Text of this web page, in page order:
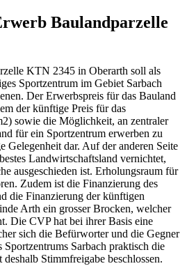
Baulandparzelle
KTN 2345 in Oberarth soll als
Sportzentrum im Gebiet Sarbach
Der Erwerbspreis für das Bauland
der künftige Preis für das
sowie die Möglichkeit, an zentraler
für ein Sportzentrum erwerben zu
Gelegenheit dar. Auf der anderen Seite
Landwirtschaftsland vernichtet,
ausgeschieden ist. Erholungsraum für
Zudem ist die Finanzierung des
die Finanzierung der künftigen
Arth ein grosser Brocken, welcher
Die CVP hat bei ihrer Basis eine
sich die Befürworter und die Gegner
Sportzentrums Sarbach praktisch die
Stimmfreigabe beschlossen.